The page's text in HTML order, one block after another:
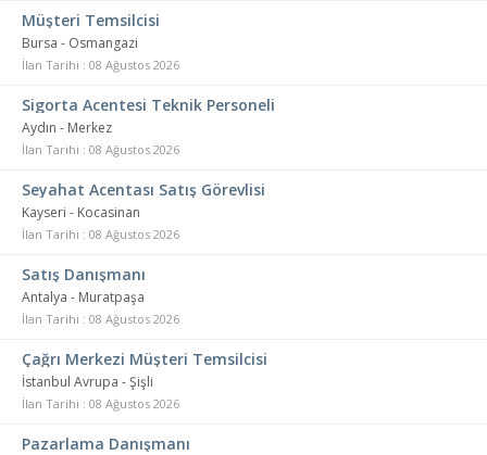
Müşteri Temsilcisi
Bursa - Osmangazi
İlan Tarihi : 08 Ağustos 2026
Sigorta Acentesi Teknik Personeli
Aydın - Merkez
İlan Tarihi : 08 Ağustos 2026
Seyahat Acentası Satış Görevlisi
Kayseri - Kocasinan
İlan Tarihi : 08 Ağustos 2026
Satış Danışmanı
Antalya - Muratpaşa
İlan Tarihi : 08 Ağustos 2026
Çağrı Merkezi Müşteri Temsilcisi
İstanbul Avrupa - Şişli
İlan Tarihi : 08 Ağustos 2026
Pazarlama Danışmanı